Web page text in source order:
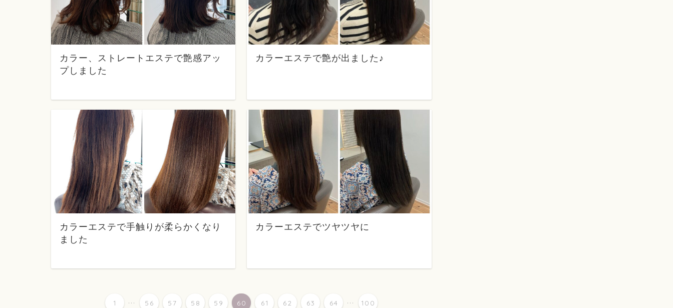
カラー、ストレートエステで艶感アッ
プしました
カラーエステで艶が出ました♪
カラーエステで手触りが柔らかくなり
ました
カラーエステでツヤツヤに
1 ... 56 57 58 59 60 61 62 63 64 ... 100